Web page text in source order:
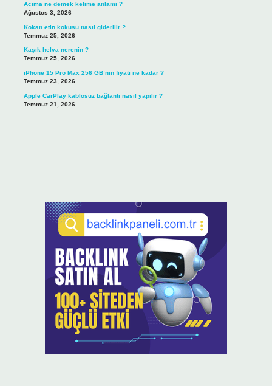
Acıma ne demek kelime anlamı ?
Ağustos 3, 2026
Kokan etin kokusu nasıl giderilir ?
Temmuz 25, 2026
Kaşık helva nerenin ?
Temmuz 25, 2026
iPhone 15 Pro Max 256 GB’nin fiyatı ne kadar ?
Temmuz 23, 2026
Apple CarPlay kablosuz bağlantı nasıl yapılır ?
Temmuz 21, 2026